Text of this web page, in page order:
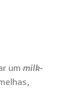
um milk-